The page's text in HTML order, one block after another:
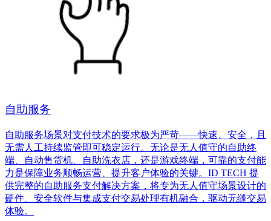
自助服务
自助服务场景对支付技术的要求极为严苛——快速、安全，且
无需人工持续监管即可稳定运行。无论是无人值守的自助终
端、自动售货机、自助洗衣店，还是游戏终端，可靠的支付能
力是保障业务顺畅运营、提升客户体验的关键。ID TECH 提
供完整的自助服务支付解决方案，将专为无人值守场景设计的
硬件、安全软件与集成支付交易处理有机融合，驱动无缝交易
体验。